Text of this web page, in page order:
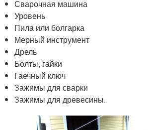
Сварочная машина
Уровень
Пила или болгарка
Мерный инструмент
Дрель
Болты, гайки
Гаечный ключ
Зажимы для сварки
Зажимы для древесины.